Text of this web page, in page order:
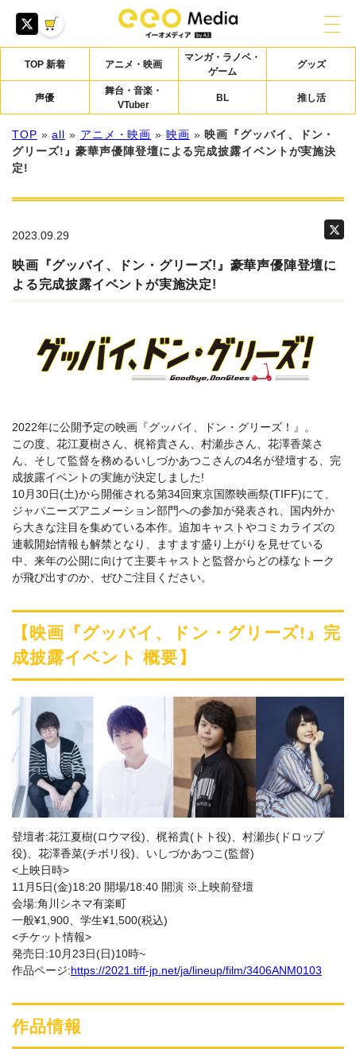
TOP 新着 アニメ・映画
マンガ・ラノベ・
ゲーム
グッズ
声優
舞台・音楽・
VTuber
BL 推し活
TOP »all » アニメ・映画 » 映画 » 映画『グッバイ、ドン・
グリーズ!』豪華声優陣登壇による完成披露イベントが実施決
定!
2023.09.29
映画『グッバイ、ドン・グリーズ!』豪華声優陣登壇に
よる完成披露イベントが実施決定!
2022年に公開予定の映画『グッバイ、ドン・グリーズ！』。
この度、花江夏樹さん、梶裕貴さん、村瀬歩さん、花澤香菜さ
ん、そして監督を務めるいしづかあつこさんの4名が登壇する、完
成披露イベントの実施が決定しました!
10月30日(土)から開催される第34回東京国際映画祭(TIFF)にて、
ジャパニーズアニメーション部門への参加が発表され、国内外か
ら大きな注目を集めている本作。追加キャストやコミカライズの
連載開始情報も解禁となり、ますます盛り上がりを見せている
中、来年の公開に向けて主要キャストと監督からどの様なトーク
が飛び出すのか、ぜひご注目ください。
【映画『グッバイ、ドン・グリーズ!』完
成披露イベント 概要】
登壇者:花江夏樹(ロウマ役)、梶裕貴(トト役)、村瀬歩(ドロップ
役)、花澤香菜(チボリ役)、いしづかあつこ(監督)
<上映日時>
11月5日(金)18:20 開場/18:40 開演 ※上映前登壇
会場:角川シネマ有楽町
一般¥1,900、学生¥1,500(税込)
<チケット情報>
発売日:10月23日(日)10時~
作品ページ:https://2021.tiff-jp.net/ja/lineup/film/3406ANM0103
作品情報